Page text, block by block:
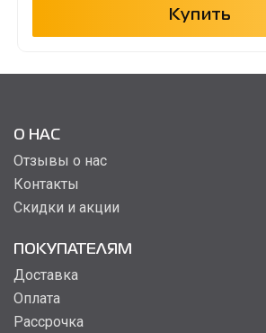
Купить
О НАС
Отзывы о нас
Контакты
Скидки и акции
ПОКУПАТЕЛЯМ
Доставка
Оплата
Рассрочка